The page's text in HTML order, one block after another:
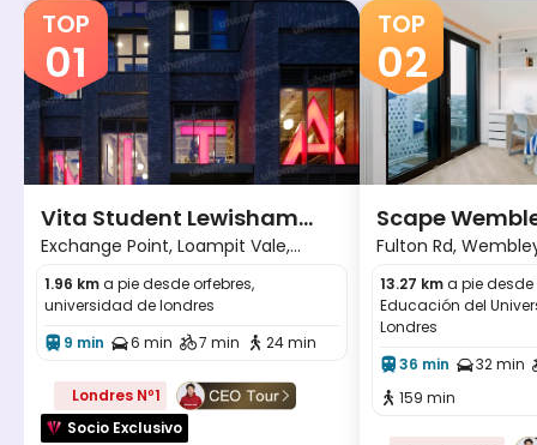
Vita Student Lewisham
Exchange
Exchange Point, Loampit Vale,
1.96 kma pie desde orfebres,
universidad de londres
 9 min 6 min 7 min  24 min
Londres Nº1
Socio Exclusivo
TOP
01
Scape
Fulton Rd,
13.27 kma pie
Educación del
Londres
 36 min 32 min
 159 min
TOP
02